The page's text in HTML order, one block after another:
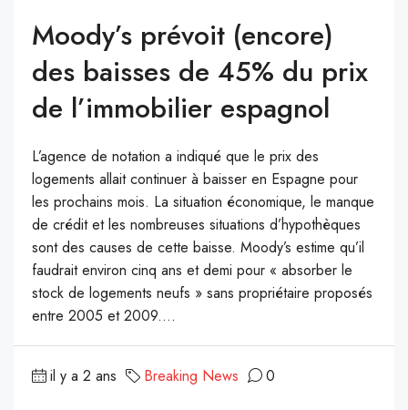
Moody’s prévoit (encore)
des baisses de 45% du prix
de l’immobilier espagnol
L’agence de notation a indiqué que le prix des
logements allait continuer à baisser en Espagne pour
les prochains mois. La situation économique, le manque
de crédit et les nombreuses situations d’hypothèques
sont des causes de cette baisse. Moody’s estime qu’il
faudrait environ cinq ans et demi pour « absorber le
stock de logements neufs » sans propriétaire proposés
entre 2005 et 2009....
il y a 2 ans Breaking News 0